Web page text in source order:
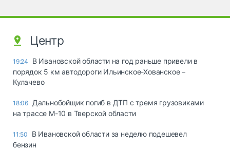
Центр
19:24
В Ивановской области на год раньше привели в
порядок 5 км автодороги Ильинское-Хованское –
Кулачево
18:06 Дальнобойщик погиб в ДТП с тремя грузовиками
на трассе М-10 в Тверской области
11:50
В Ивановской области за неделю подешевел
бензин